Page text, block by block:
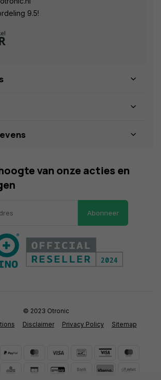
9.5!
van onze acties en
Abonneer
Disclaimer Privacy Policy Sitemap
© 2023 Otronic